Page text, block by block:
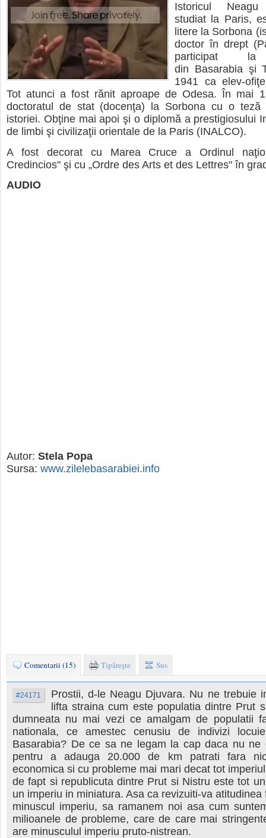
Istoricul
studiat la Paris,
litere la Sorbona
doctor în drept
participat la
din Basarabia şi
1941 ca elev-
Tot atunci a fost rănit aproape de Odesa. În mai
doctoratul de stat (docenţa) la Sorbona cu o teză
istoriei. Obţine mai apoi şi o diplomă a prestigiosului
de limbi şi civilizaţii orientale de la Paris (INALCO).
A fost decorat cu Marea Cruce a Ordinul
Credincios" şi cu „Ordre des Arts et des Lettres" în
AUDIO
Autor: Stela Popa
Sursa: www.zilelebasarabiei.info
Comentarii (15) Tipăreşte Sus
#24171
Prostii, d-le Neagu Djuvara. Nu ne trebuie
lifta straina cum este populatia dintre Prut
dumneata nu mai vezi ce amalgam de populatii
nationala, ce amestec cenusiu de indivizi
Basarabia? De ce sa ne legam la cap daca nu ne
pentru a adauga 20.000 de km patrati fara
economica si cu probleme mai mari decat tot
de fapt si republicuta dintre Prut si Nistru este tot
un imperiu in miniatura. Asa ca revizuiti-va atitudinea
minuscul imperiu, sa ramanem noi asa cum
milioanele de probleme, care de care mai
are minusculul imperiu pruto-nistrean.